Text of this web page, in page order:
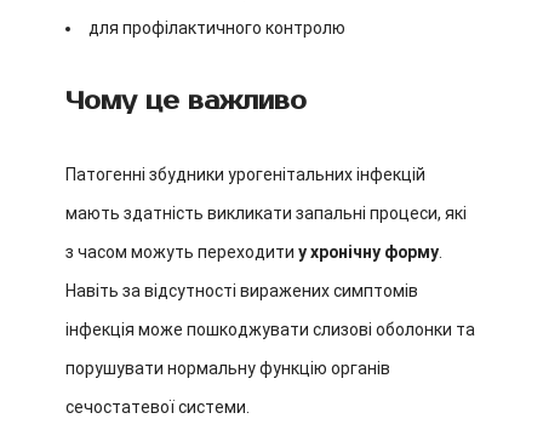
для профілактичного контролю
Чому це важливо
Патогенні збудники урогенітальних інфекцій
мають здатність викликати запальні процеси, які
з часом можуть переходити у хронічну форму
Навіть за відсутності виражених симптомів
інфекція може пошкоджувати слизові оболонки та
порушувати нормальну функцію органів
сечостатевої системи.